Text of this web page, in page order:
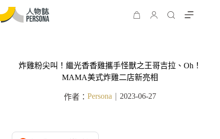
炸雞粉尖叫！繼光香香雞攜手怪獸之王哥吉拉、Oh！
MAMA美式炸雞二店新亮相
作者： Persona 2023-06-27